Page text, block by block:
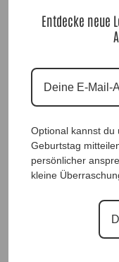
Entdecke neue
Optional kannst du
Geburtstag
persönlicher
kleine